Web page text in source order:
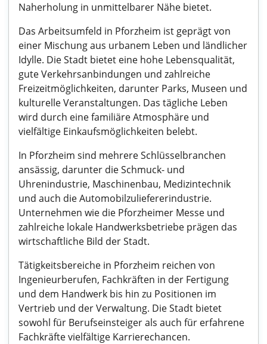
Naherholung in unmittelbarer Nähe bietet.
Das Arbeitsumfeld in Pforzheim ist geprägt von
einer Mischung aus urbanem Leben und ländlicher
Idylle. Die Stadt bietet eine hohe Lebensqualität,
gute Verkehrsanbindungen und zahlreiche
Freizeitmöglichkeiten, darunter Parks, Museen und
kulturelle Veranstaltungen. Das tägliche Leben
wird durch eine familiäre Atmosphäre und
vielfältige Einkaufsmöglichkeiten belebt.
In Pforzheim sind mehrere Schlüsselbranchen
ansässig, darunter die Schmuck- und
Uhrenindustrie, Maschinenbau, Medizintechnik
und auch die Automobilzuliefererindustrie.
Unternehmen wie die Pforzheimer Messe und
zahlreiche lokale Handwerksbetriebe prägen das
wirtschaftliche Bild der Stadt.
Tätigkeitsbereiche in Pforzheim reichen von
Ingenieurberufen, Fachkräften in der Fertigung
und dem Handwerk bis hin zu Positionen im
Vertrieb und der Verwaltung. Die Stadt bietet
sowohl für Berufseinsteiger als auch für erfahrene
Fachkräfte vielfältige Karrierechancen.